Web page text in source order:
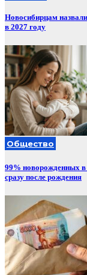
Новосибирцам
в 2027 году
Общество
99% новорожденных в
сразу после рождения